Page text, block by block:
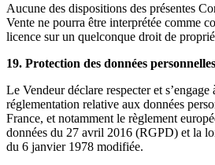
Aucune des dispositions des présentes
Vente ne pourra être interprétée comme
licence sur un quelconque droit de
19. Protection des données personnelles
Le Vendeur déclare respecter et s’engage
réglementation relative aux données
France, et notamment le règlement
données du 27 avril 2016 (RGPD) et la
du 6 janvier 1978 modifiée.